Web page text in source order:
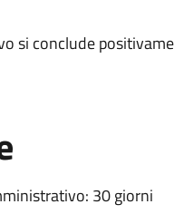
si conclude
30 giorni